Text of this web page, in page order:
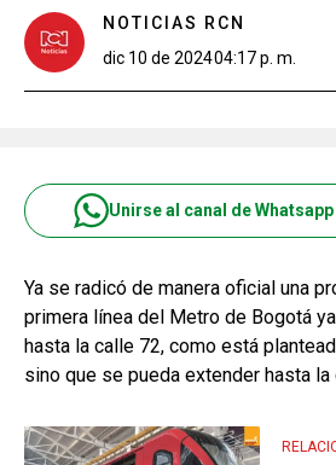
NOTICIAS RCN
dic 10 de 202404:17 p. m.
Unirse al canal de
Ya se radicó de manera oficial una
primera línea del Metro de Bogotá
hasta la calle 72, como está
sino que se pueda extender hasta la